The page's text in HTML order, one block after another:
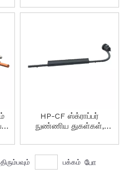
ஏற்றது மற்றும் பெல்ட்
HP-CF ஸ்க்ராப்பர்
நுண்ணிய துகள்கள்,
குப்பைகளை திறமையாக
சுத்தம் செய்கிறது.
திரும்பவும் பக்கம் போ